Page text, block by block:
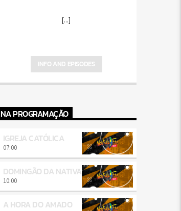
[...]
INFO AND EPISODES
NA PROGRAMAÇÃO
IGREJA CATÓLICA
07:00
DOMINGÃO DA NATIVA
10:00
A HORA DO AMADO